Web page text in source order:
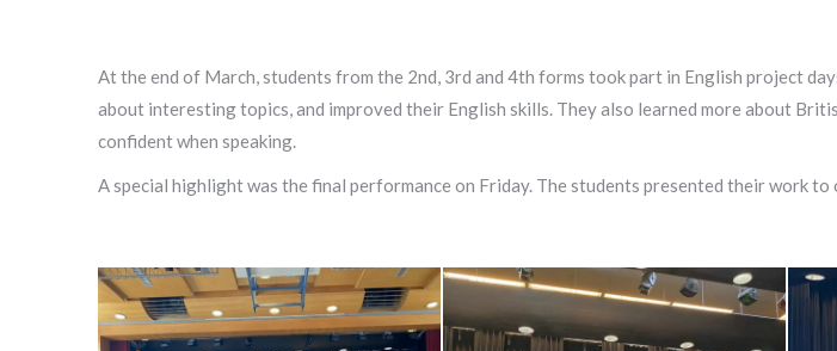
At the end of March, students from the 2nd, 3rd and 4th forms took part in English project
about interesting topics, and improved their English skills. They also learned more about
confident when speaking.
A special highlight was the final performance on Friday. The students presented their work